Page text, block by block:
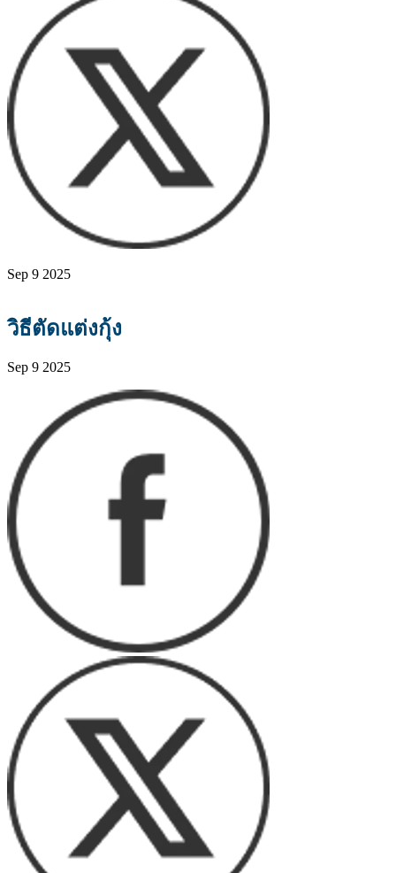
Sep 9 2025
วิธีตัดแต่งกุ้ง
Sep 9 2025